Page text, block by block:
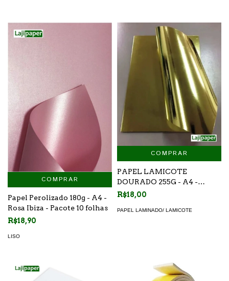
COMPRAR
Papel Perolizado 180g - A4 -
Rosa Ibiza - Pacote 10 folhas
R$18,90
LISO
COMPRAR
PAPEL LAMICOTE
DOURADO 255G - A4 -
PACOTE 10 FOLHAS
R$18,00
PAPEL LAMINADO/ LAMICOTE